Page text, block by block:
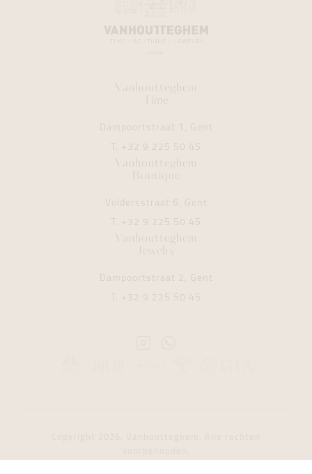
Vanhoutteghem
Time
Dampoortstraat 1, Gent
T. +32 9 225 50 45
Vanhoutteghem
Boutique
Voldersstraat 6, Gent
T. +32 9 225 50 45
Vanhoutteghem
Jewelry
Dampoortstraat 2, Gent
T. +32 9 225 50 45